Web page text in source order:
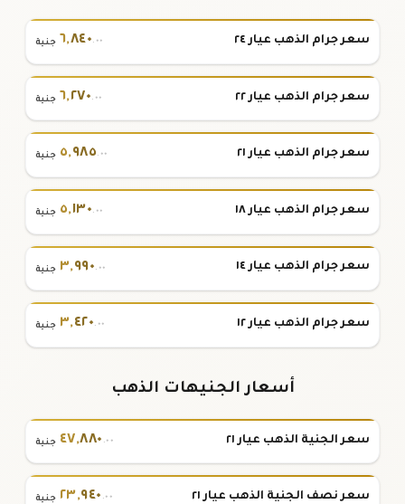
سعر جرام الذهب عيار ٢٤ ٦,٨٤٠.٠٠ جنية
سعر جرام الذهب عيار ٢٢ ٦,٢٧٠.٠٠ جنية
سعر جرام الذهب عيار ٢١ ٥,٩٨٥.٠٠ جنية
سعر جرام الذهب عيار ١٨ ٥,١٣٠.٠٠ جنية
سعر جرام الذهب عيار ١٤ ٣,٩٩٠.٠٠ جنية
سعر جرام الذهب عيار ١٢ ٣,٤٢٠.٠٠ جنية
أسعار الجنيهات الذهب
سعر الجنية الذهب عيار ٢١ ٤٧,٨٨٠ .٠٠ جنية
سعر نصف الجنية الذهب عيار ٢١ ٢٣,٩٤٠ .٠٠ جنية